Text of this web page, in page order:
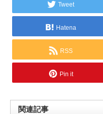
Tweet
Hatena
RSS
Pin it
関連記事